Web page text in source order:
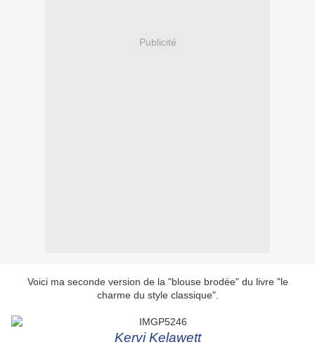
Publicité
Voici ma seconde version de la "blouse brodée" du livre "le
charme du style classique".
Kervi Kelawett